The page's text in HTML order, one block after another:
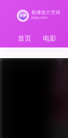
首页 电影